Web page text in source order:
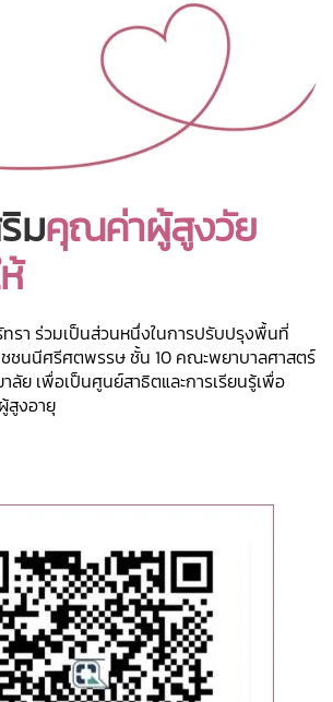
มคุณค่าผู้สูงวัย
า ร่วมเป็นส่วนหนึ่งในการปรับปรุงพื้นที่
ชชนนีศรีศตพรรษ ชั้น 10 คณะพยาบาลศาสตร์
ย เพื่อเป็นศูนย์สาธิตและการเรียนรู้เพื่อ
งอายุ